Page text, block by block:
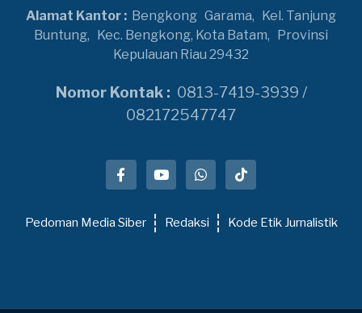
Alamat Kantor : Bengkong Garama, Kel. Tanjung
Buntung, Kec. Bengkong, Kota Batam, Provinsi
Kepulauan Riau 29432
Nomor Kontak : 0813-7419-3939 /
082172547747
Pedoman Media Siber Redaksi Kode Etik Jurnalistik